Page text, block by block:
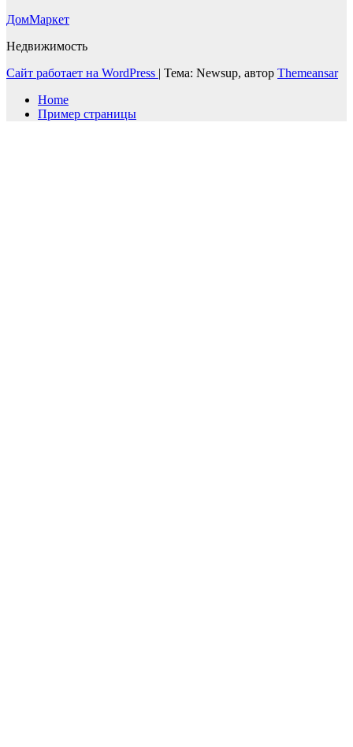
ДомМаркет
Недвижимость
Сайт работает на WordPress | Тема: Newsup, автор Themeansar
Home
Пример страницы